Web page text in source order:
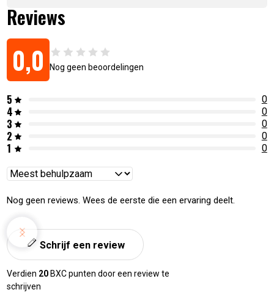
Reviews
0,0 Nog geen beoordelingen
5 0
4 0
3 0
2 0
1 0
Reviews
Nog geen reviews. Wees de eerste die een ervaring deelt.
Schrijf een review
Verdien 20 BXC punten door een review te
schrijven